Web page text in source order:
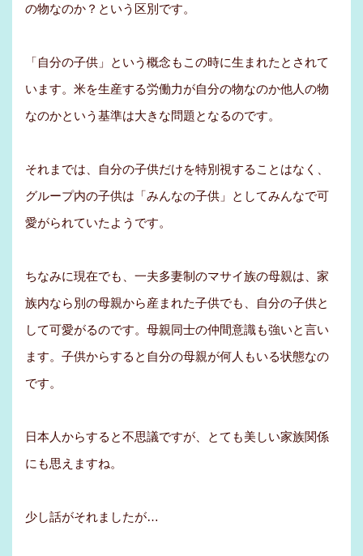
の物なのか？という区別です。
「自分の子供」という概念もこの時に生まれたとされて
います。米を生産する労働力が自分の物なのか他人の物
なのかという基準は大きな問題となるのです。
それまでは、自分の子供だけを特別視することはなく、
グループ内の子供は「みんなの子供」としてみんなで可
愛がられていたようです。
ちなみに現在でも、一夫多妻制のマサイ族の母親は、家
族内なら別の母親から産まれた子供でも、自分の子供と
して可愛がるのです。母親同士の仲間意識も強いと言い
ます。子供からすると自分の母親が何人もいる状態なの
です。
日本人からすると不思議ですが、とても美しい家族関係
にも思えますね。
少し話がそれましたが…